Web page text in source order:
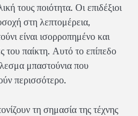
τους ποιότητα. Οι επιδέξιοι
στη λεπτομέρεια,
είναι ισορροπημένο και
του παίκτη. Αυτό το επίπεδο
μπαστούνια που
περισσότερο.
τη σημασία της τέχνης